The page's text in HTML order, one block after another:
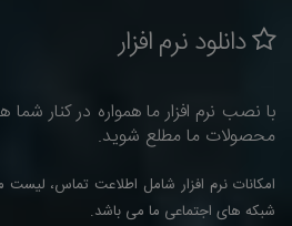
دانلود نرم افزار
با نصب نرم افزار ما همواره در کنار
محصولات ما مطلع شوید.
امکانات نرم افزار شامل اطلاعت تماس، لیست
شبکه های اجتماعی ما می باشد.